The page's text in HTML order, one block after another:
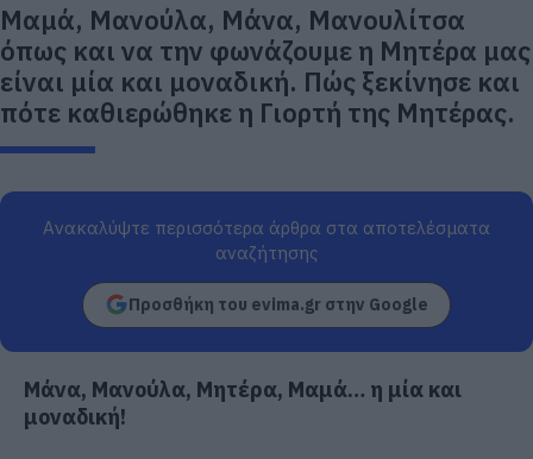
Μαμά, Μανούλα, Μάνα, Μανουλίτσα
όπως και να την φωνάζουμε η Μητέρα μας
είναι μία και μοναδική. Πώς ξεκίνησε και
πότε καθιερώθηκε η Γιορτή της Μητέρας.
Ανακαλύψτε περισσότερα άρθρα στα αποτελέσματα
αναζήτησης
Προσθήκη του evima.gr στην Google
Μάνα, Μανούλα, Μητέρα, Μαμά… η μία και
μοναδική!